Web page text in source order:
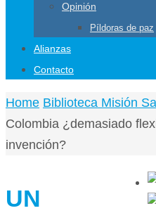
Opinión
Píldoras de paz
Alianzas
Contacto
Home Biblioteca Misión
Colombia ¿demasiado
invención?
UN